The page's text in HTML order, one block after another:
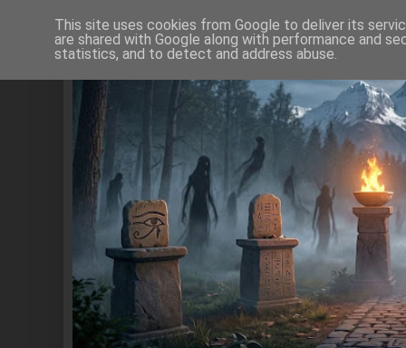
This site uses cookies from Google to deliver its
are shared with Google along with performance and
statistics, and to detect and address abuse.